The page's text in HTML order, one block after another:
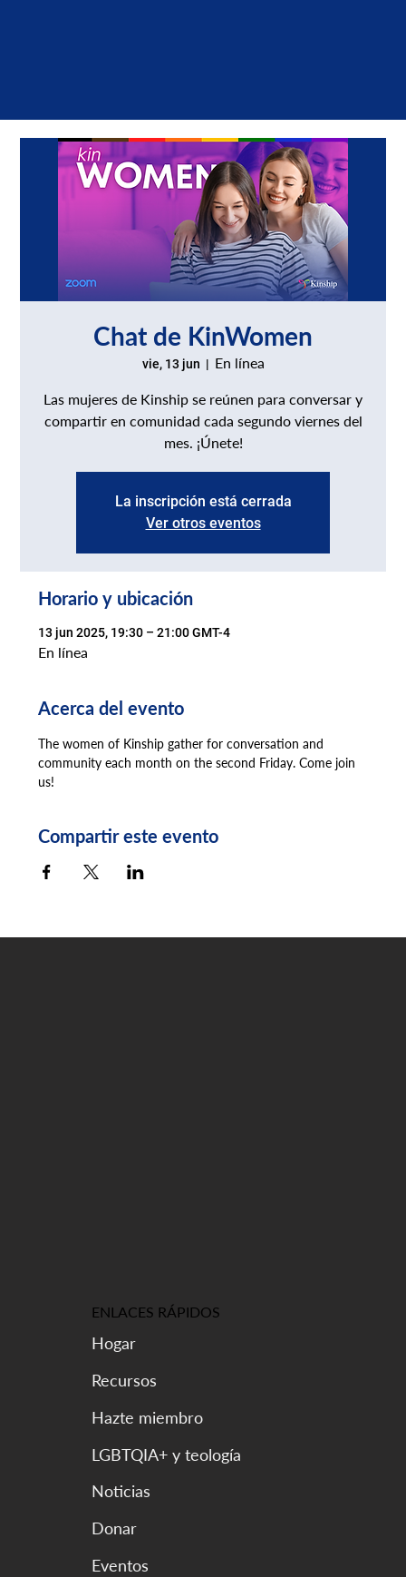
Chat de KinWomen
vie, 13 jun
  |
En línea
Las mujeres de Kinship se reúnen para conversar y
compartir en comunidad cada segundo viernes del
mes. ¡Únete!
La inscripción está cerrada
Ver otros eventos
Horario y ubicación
13 jun 2025, 19:30 – 21:00 GMT-4
En línea
Acerca del evento
The women of Kinship gather for conversation and
community each month on the second Friday. Come join
us!
Compartir este evento
ENLACES RÁPIDOS
Hogar
Eventos
Recursos
Hazte miembro
LGBTQIA+ y teología
Noticias
Donar